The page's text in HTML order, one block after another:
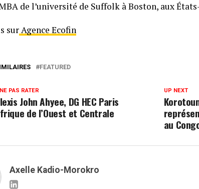
de l’université de Suffolk à Boston, aux
surAgence Ecofin
FEATURED
UP NEXT
au
PAS RATER
John Ahyee, DG HEC Paris
de l’Ouest et Centrale
Axelle Kadio-Morokro